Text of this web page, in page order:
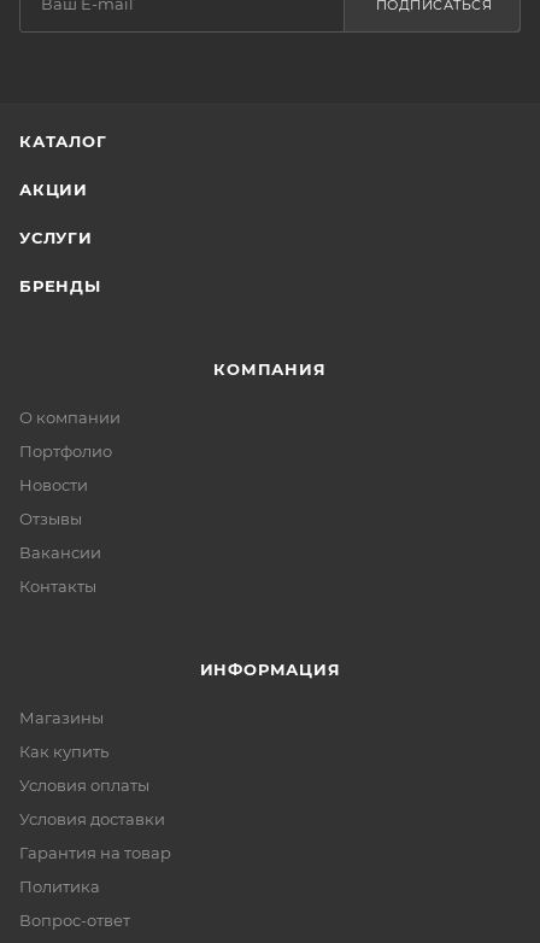
ПОДПИСАТЬСЯ
КАТАЛОГ
АКЦИИ
УСЛУГИ
БРЕНДЫ
КОМПАНИЯ
О компании
Портфолио
Новости
Отзывы
Вакансии
Контакты
ИНФОРМАЦИЯ
Магазины
Как купить
Условия оплаты
Условия доставки
Гарантия на товар
Политика
Вопрос-ответ